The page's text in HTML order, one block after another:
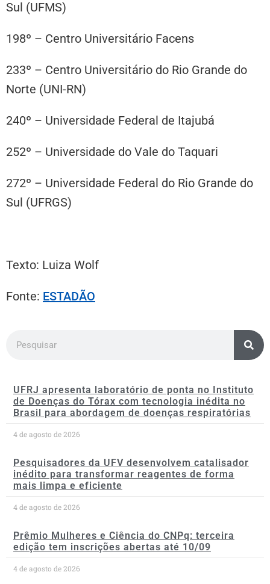
Sul (UFMS)
198º – Centro Universitário Facens
233º – Centro Universitário do Rio Grande do
Norte (UNI-RN)
240º – Universidade Federal de Itajubá
252º – Universidade do Vale do Taquari
272º – Universidade Federal do Rio Grande do
Sul (UFRGS)
Texto: Luiza Wolf
Fonte: ESTADÃO
UFRJ apresenta laboratório de ponta no Instituto
de Doenças do Tórax com tecnologia inédita no
Brasil para abordagem de doenças respiratórias
4 de agosto de 2026
Pesquisadores da UFV desenvolvem catalisador
inédito para transformar reagentes de forma
mais limpa e eficiente
4 de agosto de 2026
Prêmio Mulheres e Ciência do CNPq: terceira
edição tem inscrições abertas até 10/09
4 de agosto de 2026